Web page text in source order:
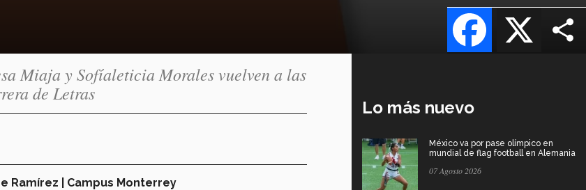
X
Facebook
Miaja y Sofíaleticia Morales vuelven a las
de Letras
Ramírez | Campus Monterrey
Lo más nuevo
México va por pase olímpico en
mundial de flag football en Alemania
07 Agosto 2026